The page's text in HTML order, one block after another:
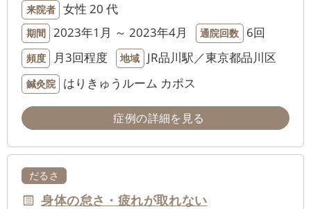
来院者 女性 20 代
期間 2023年1月 ～ 2023年4月 通院回数 6回
頻度 月3回程度 地域 JR品川駅／東京都品川区
鍼灸院 はりきゅうルーム カポス
症例の詳細を見る
だるさ
身体の怠さ・疲れが取れない